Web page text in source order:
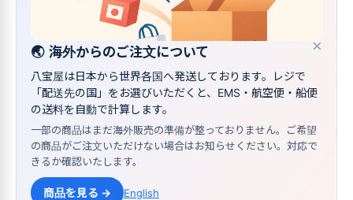
×
🌏 海外からのご注文について
八宝屋は日本から世界各国へ発送しております。レジで
「配送先の国」をお選びいただくと、EMS・航空便・船便
の送料を自動で計算します。
一部の商品はまだ海外販売の準備が整っておりません。ご希望
の商品がご注文いただけない場合はお知らせください。対応で
きるか確認いたします。
商品を見る → English